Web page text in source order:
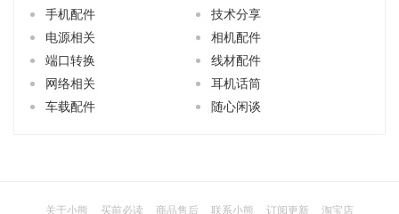
手机配件
技术分享
电源相关
相机配件
端口转换
线材配件
网络相关
耳机话筒
车载配件
随心闲谈
关于小熊 买前必读 商品售后 联系小熊 订阅更新 淘宝店